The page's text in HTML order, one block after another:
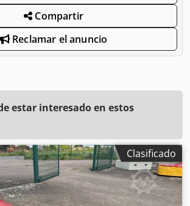
Compartir
Reclamar el anuncio
estar interesado en estos
Clasificado